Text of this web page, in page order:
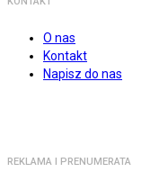
O nas
Kontakt
Napisz do nas
REKLAMA I PRENUMERATA